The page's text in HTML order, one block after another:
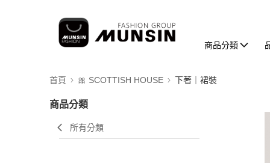
商品分類
首頁 🎀 SCOTTISH HOUSE 下著｜裙裝
商品分類
所有分類